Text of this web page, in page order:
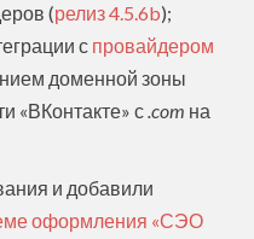
(релиз 4.5.6b);
с провайдером
доменной зоны
«ВКонтакте» с.com на
и добавили
оформления «СЭО